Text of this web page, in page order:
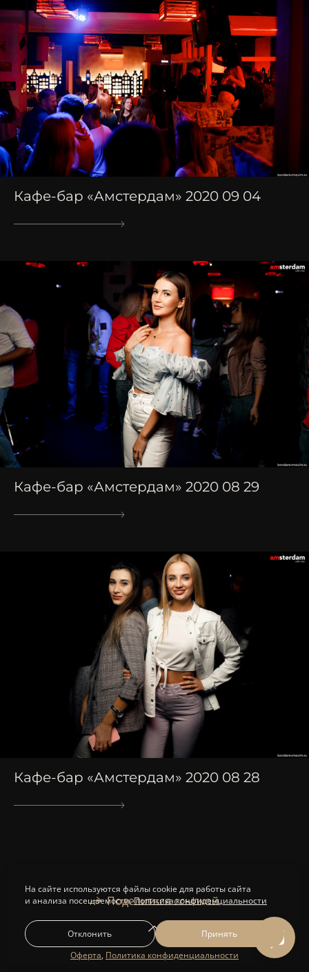
Кафе-бар «Амстердам» 2020 09 04
Кафе-бар «Амстердам» 2020 08 29
Кафе-бар «Амстердам» 2020 08 28
Поделиться ссылкой
Оферта, Политика конфиденциальности
На сайте используются файлы cookie для работы сайта
и анализа посещаемости.Политика конфиденциальности
Отклонить Принять